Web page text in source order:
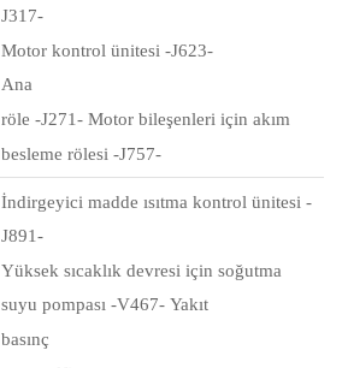
J317-
Motor kontrol ünitesi -J623-
Ana
röle -J271- Motor bileşenleri için akım
besleme rölesi -J757-
İndirgeyici madde ısıtma kontrol ünitesi -
J891-
Yüksek sıcaklık devresi için soğutma
suyu pompası -V467- Yakıt
basınç